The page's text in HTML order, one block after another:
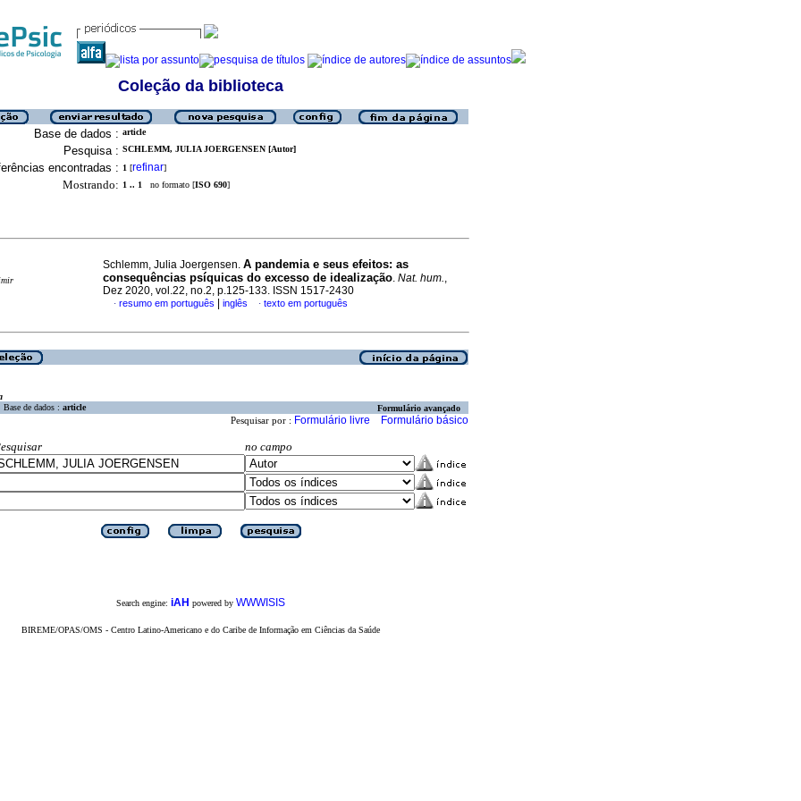
Coleção da biblioteca
Base de dados : article
Pesquisa : SCHLEMM, JULIA JOERGENSEN [Autor]
encontradas : 1 [refinar]
Mostrando: 1 .. 1 no formato [ISO 690]
Schlemm, Julia Joergensen. A pandemia e seus efeitos: as
consequências psíquicas do excesso de idealização. Nat. hum.,
Dez 2020, vol.22, no.2, p.125-133. ISSN 1517-2430
· resumo em português inglês · texto em português
Base de dados : article Formulário avançado
Pesquisar por : Formulário livre Formulário básico
no campo
Search engine: iAH powered by WWWISIS
BIREME/OPAS/OMS - Centro Latino-Americano e do Caribe de Informação em Ciências da Saúde